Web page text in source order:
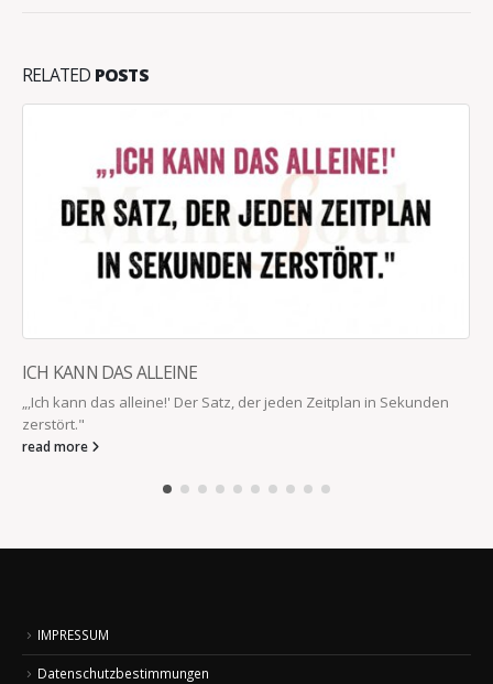
RELATED POSTS
ICH KANN DAS ALLEINE
„,Ich kann das alleine!' Der Satz, der jeden Zeitplan in Sekunden
zerstört."
read more
IMPRESSUM
Datenschutzbestimmungen